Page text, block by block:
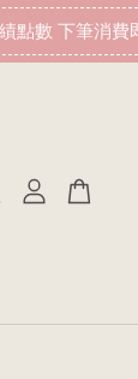
數 下筆消費即